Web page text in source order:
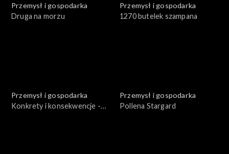
Przemysł i gospodarka
Druga na morzu
Przemysł i gospodarka
1270 butelek szampana
Przemysł i gospodarka
Konkrety i konsekwencje -
Przemysł i gospodarka
Pollena Stargard